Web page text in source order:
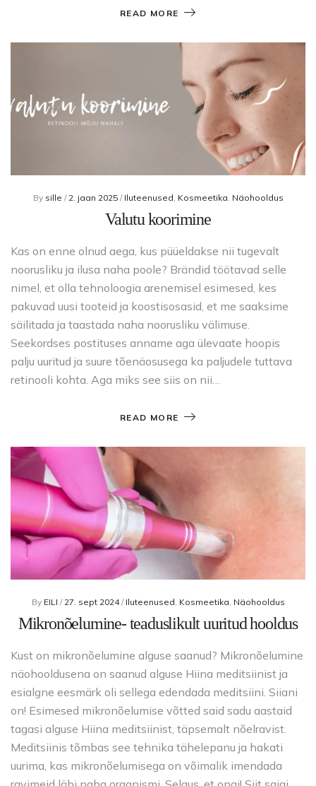
READ MORE
By sille / 2. jaan 2025/ Iluteenused Kosmeetika Näohooldus
Valutu koorimine
Kas on enne olnud aega, kus püüeldakse nii tugevalt
noorusliku ja ilusa naha poole? Brändid töötavad selle
nimel, et olla tehnoloogia arenemisel esimesed, kes
pakuvad uusi tooteid ja koostisosasid, et me saaksime
säilitada ja taastada naha noorusliku välimuse.
Seekordses postituses anname aga ülevaate hoopis
palju uuritud ja suure tõenäosusega ka paljudele tuttava
retinooli kohta. Aga miks see siis on nii…
READ MORE
By EILI / 27. sept 2024/ Iluteenused Kosmeetika Näohooldus
Mikronõelumine- teaduslikult uuritud hooldus
Kust on mikronõelumine alguse saanud? Mikronõelumine
näohooldusena on saanud alguse Hiina meditsiinist ja
esialgne eesmärk oli sellega edendada meditsiini. Siiani
on! Esimesed mikronõelumise võtted said sadu aastaid
tagasi alguse Hiina meditsiinist, täpsemalt nõelravist.
Meditsiinis tõmbas see tehnika tähelepanu ja hakati
uurima, kas mikronõelumisega on võimalik imendada